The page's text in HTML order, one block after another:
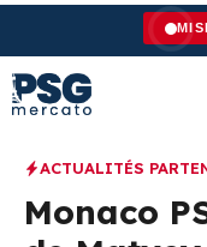
Aller
contenu
ACTUALITÉS
Monaco